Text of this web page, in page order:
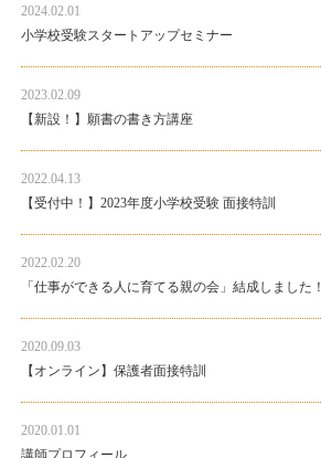
2024.02.01
小学校受験スタートアップセミナー
2023.02.09
【新設！】願書の書き方講座
2022.04.13
【受付中！】2023年度小学校受験 面接特訓
2022.02.20
「仕事ができる人に育てる親の会」結成しました！
2020.09.03
【オンライン】保護者面接特訓
2020.01.01